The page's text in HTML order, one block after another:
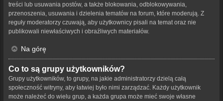
treści lub usuwania postów, a także blokowania, odblokowywania,
przenoszenia, usuwania i dzielenia tematów na forum, które moderują. Z
reguły moderatorzy czuwają, aby użytkownicy pisali na temat oraz nie
publikowali niewłaściwych i obraźliwych materiałów.
Na górę
Co to są grupy użytkowników?
Grupy użytkowników, to grupy, na jakie administratorzy dzielą całą
społeczność witryny, aby łatwiej było nimi zarządzać. Każdy użytkownik
może należeć do wielu grup, a każda grupa może mieć swoje własne